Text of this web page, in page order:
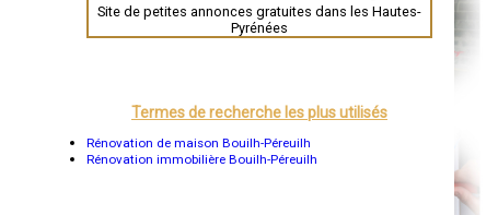
Auch
Grenoble
Mont-de-Marsan
Blois
Site de petites annonces gratuites dans les Hautes-
Pyrénées
Termes de recherche les plus utilisés
Rénovation de maison Bouilh-Péreuilh
Rénovation immobilière Bouilh-Péreuilh